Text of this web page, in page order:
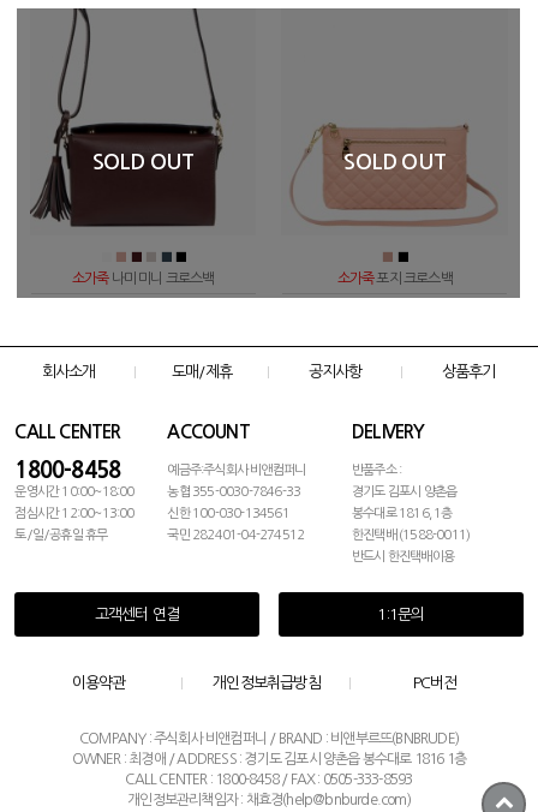
■ ■ ■ ■
소가죽나미 미니 크로스백
SOLD OUT
■ ■
소가죽포지 크로스백
SOLD OUT
회사소개 도매/제휴 공지사항 상품후기
CALL CENTER
1800-8458
운영시간 10:00~18:00
점심시간 12:00~13:00
토/일/공휴일 휴무
ACCOUNT
예금주:주식회사 비앤컴퍼니
농협 355-0030-7846-33
신한 100-030-134561
국민 282401-04-274512
DELIVERY
반품주소 :
경기도 김포시 양촌읍
봉수대로 1816, 1층
한진택배 (1588-0011)
반드시 한진택배이용
고객센터 연결 1:1문의
이용약관 개인정보취급방침 PC버전
COMPANY : 주식회사 비앤컴퍼니 / BRAND : 비앤부르뜨(BNBRUDE)
OWNER : 최경애 / ADDRESS : 경기도 김포시 양촌읍 봉수대로 1816 1층
CALL CENTER : 1800-8458 / FAX : 0505-333-8593
개인정보관리책임자 : 채효경(help@bnburde.com)